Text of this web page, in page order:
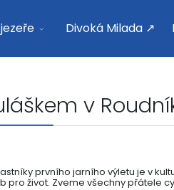
Divoká Milada ↗
v
prvního jarního výletu je v
život. Zveme všechny přátele